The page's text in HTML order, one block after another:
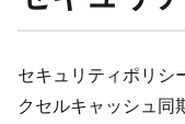
セキュリティポリシ
クセルキャッシュ同